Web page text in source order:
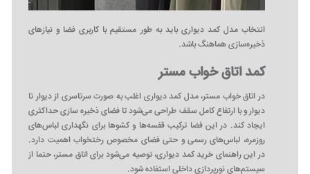
انتخاب مدل کمد دیواری باید به طور مستقیم با کاربری فضا و نیازهای
ذخیره‌سازی هماهنگ باشد.
کمد اتاق خواب مستر
در اتاق خواب مستر، مدل کمد دیواری اغلب به صورت سرتاسری از دیوار تا
دیوار و با ارتفاع کامل سقف طراحی می‌شود تا فضای ذخیره‌ سازی حداکثری
ایجاد کند. در این فضا ترکیب قفسه‌ها و کشوها برای نگهداری لباس‌های
روزمره، لباس‌های رسمی و حتی فضای مخصوص رختخواب اهمیت دارد.
در این راهنمای خرید کمد دیواری، توصیه می‌شود برای اتاق مستر، حتما از
سیستم‌های نورپردازی داخلی استفاده شود.